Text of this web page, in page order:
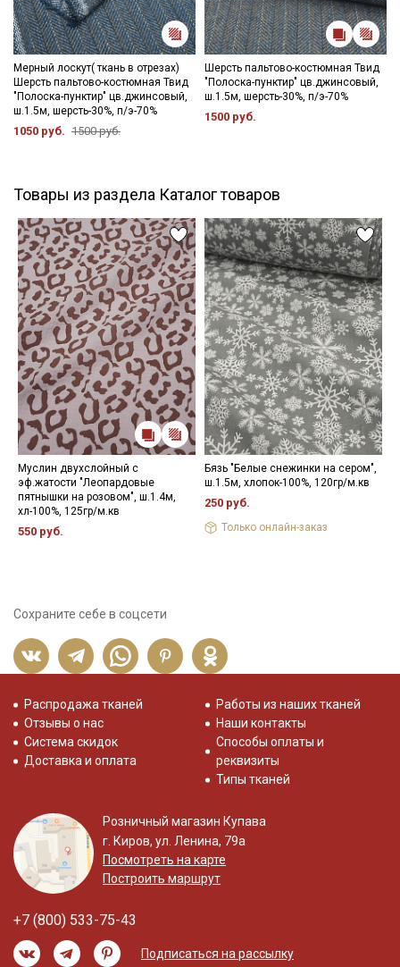
Мерный лоскут( ткань в отрезах)
Шерсть пальтово-костюмная Твид
"Полоска-пунктир" цв.джинсовый,
ш.1.5м, шерсть-30%, п/э-70%
1050 руб. 1500 руб.
Шерсть пальтово-костюмная Твид
"Полоска-пунктир" цв.джинсовый,
ш.1.5м, шерсть-30%, п/э-70%
1500 руб.
Товары из раздела Каталог товаров
Муслин двухслойный с
эф.жатости "Леопардовые
пятнышки на розовом", ш.1.4м,
хл-100%, 125гр/м.кв
550 руб.
Бязь "Белые снежинки на сером",
ш.1.5м, хлопок-100%, 120гр/м.кв
250 руб.
Только онлайн-заказ
Сохраните себе в соцсети
Распродажа тканей
Отзывы о нас
Система скидок
Доставка и оплата
Работы из наших тканей
Наши контакты
Способы оплаты и
реквизиты
Типы тканей
Розничный магазин Купава
г. Киров, ул. Ленина, 79а
Посмотреть на карте
Построить маршрут
+7 (800) 533-75-43
Подписаться на рассылку